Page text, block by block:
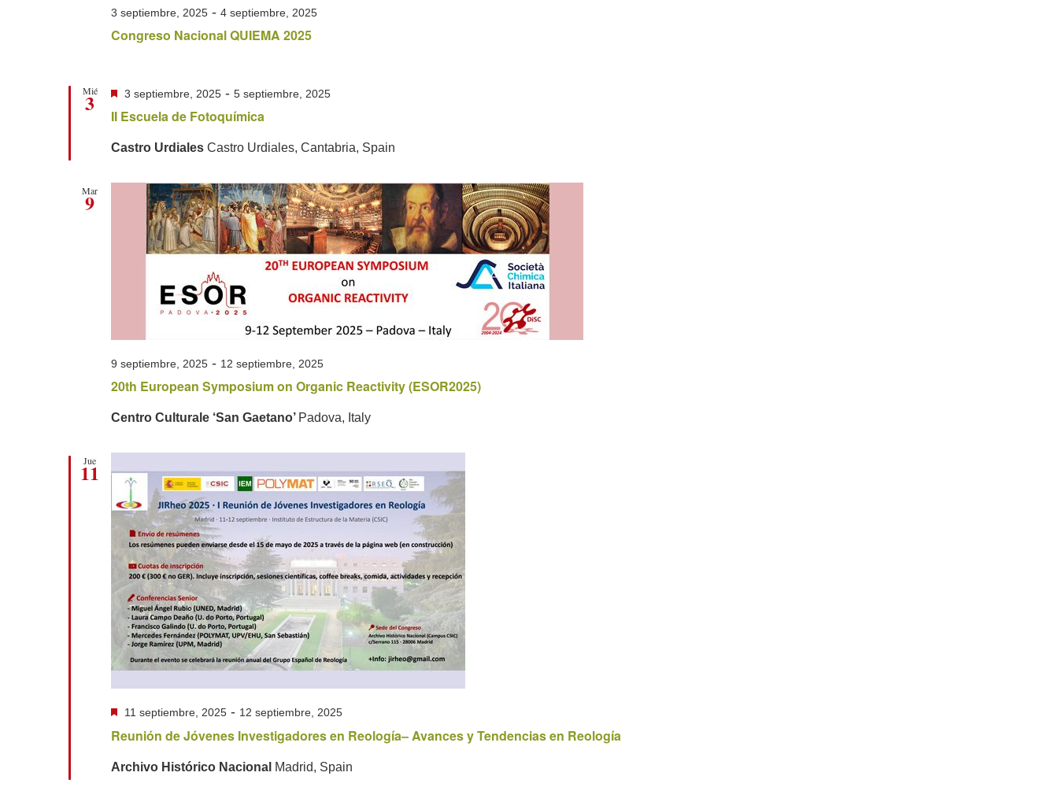
3 septiembre, 2025 - 4 septiembre, 2025
Congreso Nacional QUIEMA 2025
Mié
3 Destacado
3 septiembre, 2025 - 5 septiembre, 2025
II Escuela de Fotoquímica
Castro Urdiales Castro Urdiales, Cantabria, Spain
Mar
9
9 septiembre, 2025 - 12 septiembre, 2025
20th European Symposium on Organic Reactivity (ESOR2025)
Centro Culturale ‘San Gaetano’ Padova, Italy
Jue
11
Destacado
11 septiembre, 2025 - 12 septiembre, 2025
Reunión de Jóvenes Investigadores en Reología– Avances y Tendencias en Reología
Archivo Histórico Nacional Madrid, Spain